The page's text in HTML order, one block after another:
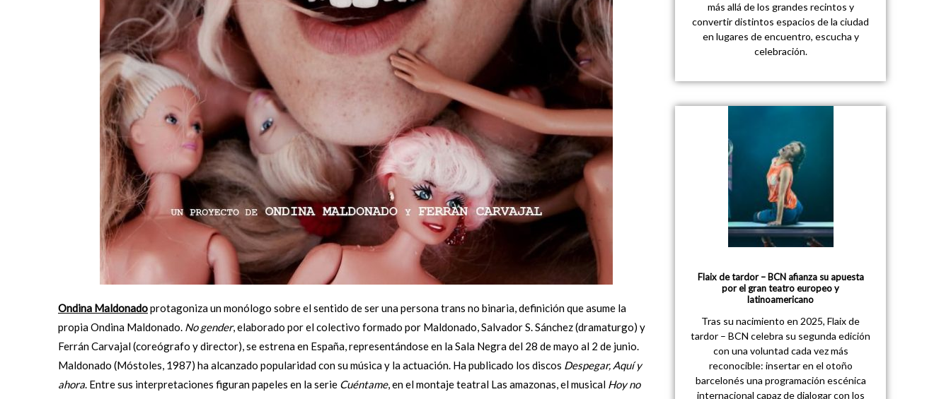
Ondina Maldonadoprotagoniza un monólogo sobre el sentido de ser una persona trans no binaria, definición que asume la
propia Ondina Maldonado. No gender, elaborado por el colectivo formado por Maldonado, Salvador S. Sánchez (dramaturgo) y
Ferrán Carvajal (coreógrafo y director), se estrena en España, representándose en la Sala Negra del 28 de mayo al 2 de junio.
Maldonado (Móstoles, 1987) ha alcanzado popularidad con su música y la actuación. Ha publicado los discos Despegar, Aquí y
ahora. Entre sus interpretaciones figuran papeles en la serie Cuéntame, en el montaje teatral Las amazonas, el musical Hoy no
más allá de los grandes recintos y
convertir distintos espacios de la ciudad
en lugares de encuentro, escucha y
celebración.
Flaix de tardor – BCN afianza su apuesta
por el gran teatro europeo y
latinoamericano
Tras su nacimiento en 2025, Flaix de
tardor – BCN celebra su segunda edición
con una voluntad cada vez más
reconocible: insertar en el otoño
barcelonés una programación escénica
internacional capaz de dialogar con los